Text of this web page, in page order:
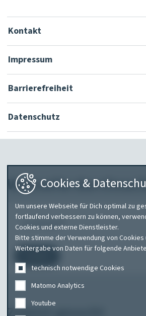
Kontakt
Impressum
Barrierefreiheit
Datenschutz
Webseite
Was
suchen
Sie?
Cookies &
Um unsere Webseite für Dich optimal zu
fortlaufend verbessern zu können,
Cookies und externe Dienstleister.
Bitte stimme der Verwendung von Cookies
Weitergabe von Daten für folgende
technisch notwendige Cookies
Matomo Analytics
Youtube